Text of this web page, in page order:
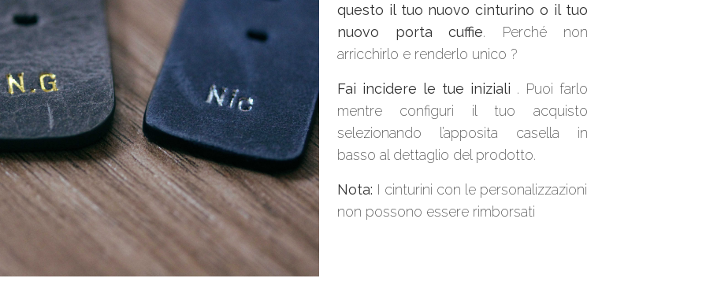
questo il tuo nuovo cinturino o il tuo
nuovo porta cuffie. Perché non
arricchirlo e renderlo unico ?
Fai incidere le tue iniziali . Puoi farlo
mentre configuri il tuo acquisto
selezionando l’apposita casella in
basso al dettaglio del prodotto.
Nota: I cinturini con le personalizzazioni
non possono essere rimborsati